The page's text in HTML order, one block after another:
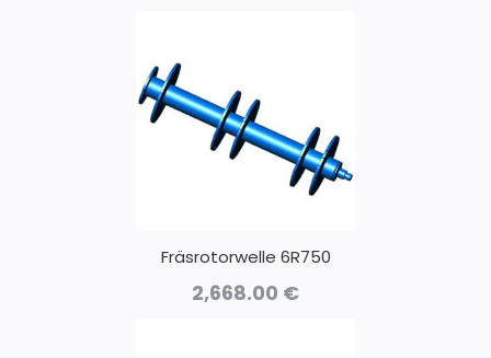
Fräsrotorwelle 6R750
2,668.00 €